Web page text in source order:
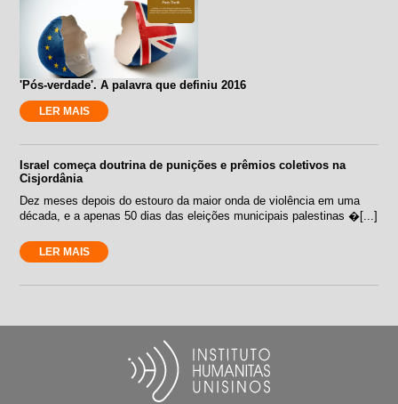
'Pós-verdade'. A palavra que definiu 2016
LER MAIS
Israel começa doutrina de punições e prêmios coletivos na
Cisjordânia
Dez meses depois do estouro da maior onda de violência em uma
década, e a apenas 50 dias das eleições municipais palestinas �[...]
LER MAIS